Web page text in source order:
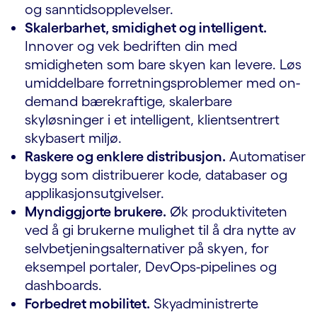
og sanntidsopplevelser.
Skalerbarhet, smidighet og intelligent.
Innover og vek bedriften din med
smidigheten som bare skyen kan levere. Løs
umiddelbare forretningsproblemer med on-
demand bærekraftige, skalerbare
skyløsninger i et intelligent, klientsentrert
skybasert miljø.
Raskere og enklere distribusjon. Automatiser
bygg som distribuerer kode, databaser og
applikasjonsutgivelser.
Myndiggjorte brukere. Øk produktiviteten
ved å gi brukerne mulighet til å dra nytte av
selvbetjeningsalternativer på skyen, for
eksempel portaler, DevOps-pipelines og
dashboards.
Forbedret mobilitet. Skyadministrerte